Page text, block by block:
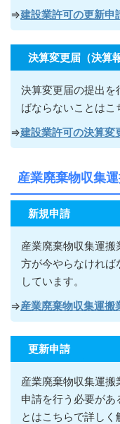
⇒建設業許可の更新申
決算変更届（決算
決算変更届の提出
ばならないこ とはこ
⇒建設業許可の決算変
産業廃棄物収集
新規申請
産業廃棄物収集運
方が今やらなければ
しています。
⇒産業廃棄物収集運搬
更新申請
産業廃棄物収集運
申請を行う必要があ
とはこちらで詳しく